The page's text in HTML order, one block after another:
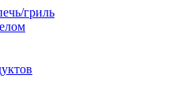
гриль